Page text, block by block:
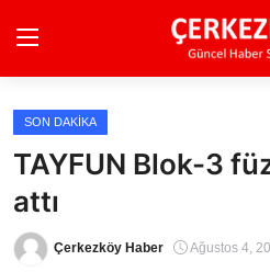
Ana Sayfa
Son Dakika
Ekonomi Haberleri
SON DAKIKA
TAYFUN Blok-3
attı
Çerkezköy Haber Ağustos 4,